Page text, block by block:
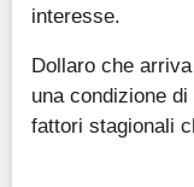
interesse.
Dollaro che
una condizione
fattori stagionali